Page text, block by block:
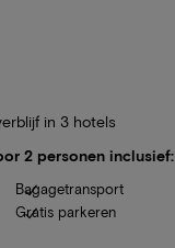
in 3 hotels
2 personen inclusief:
Bagagetransport
Gratis parkeren